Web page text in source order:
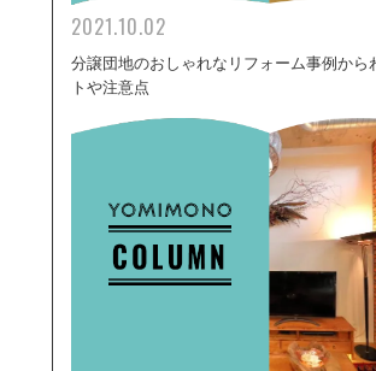
2021.10.02
分譲団地のおしゃれなリフォーム事例から
トや注意点